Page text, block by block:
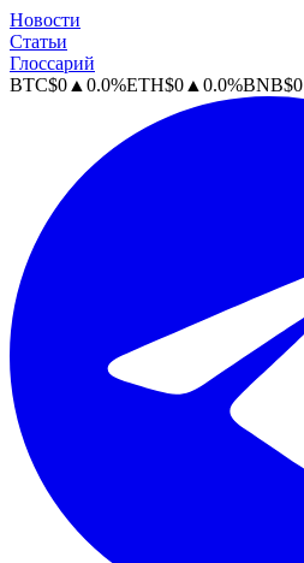
Новости
Статьи
Глоссарий
BTC$0 ▲ 0.0%ETH$0 ▲ 0.0%BNB$0